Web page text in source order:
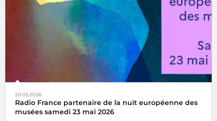
20.05.2026
Radio France partenaire de la nuit européenne des
musées samedi 23 mai 2026